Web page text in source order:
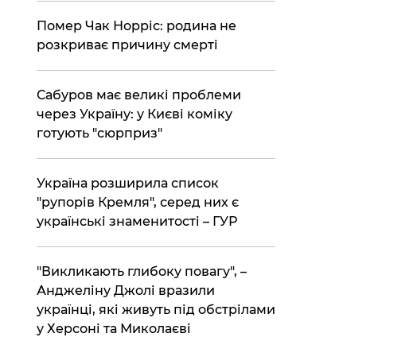
Помер Чак Норріс: родина не
розкриває причину смерті
Сабуров має великі проблеми
через Україну: у Києві коміку
готують "сюрприз"
Україна розширила список
"рупорів Кремля", серед них є
українські знаменитості – ГУР
"Викликають глибоку повагу", –
Анджеліну Джолі вразили
українці, які живуть під обстрілами
у Херсоні та Миколаєві